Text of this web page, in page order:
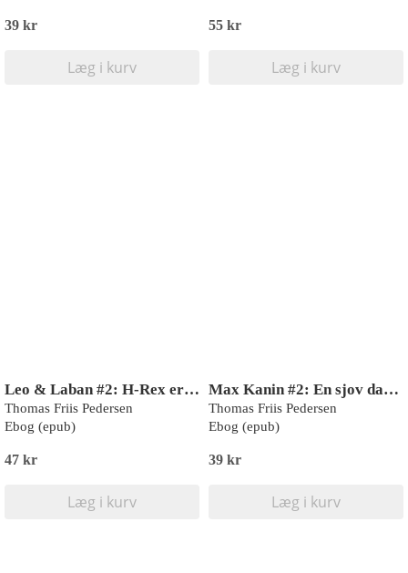
39 kr
Læg i kurv
55 kr
Læg i kurv
Leo & Laban #2: H-Rex er løs (LYT & LÆS)
Thomas Friis Pedersen
Ebog (epub)
47 kr
Læg i kurv
Max Kanin #2: En sjov dag (LYT & LÆS)
Thomas Friis Pedersen
Ebog (epub)
39 kr
Læg i kurv